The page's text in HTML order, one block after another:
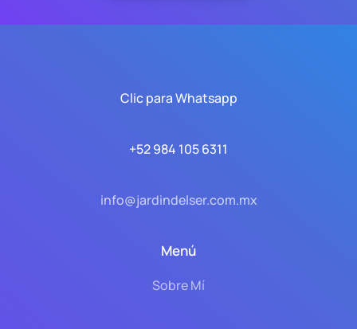
Clic para Whatsapp
+52 984 105 6311
info@jardindelser.com.mx
Menú
Sobre Mí